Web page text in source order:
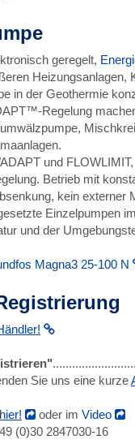
geregelt,
Heizungsanlagen,
in der Geothermie
Regelung
und
Betrieb mit
kein externer
Einzelpumpen
und der
Magna3 25-100 N
Sie uns eine kurze
oder im Video
(0)30 2847030-16